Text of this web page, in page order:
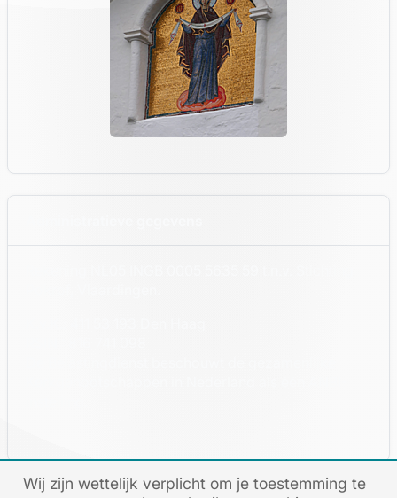
Wij zijn wettelijk verplicht om je toestemming te